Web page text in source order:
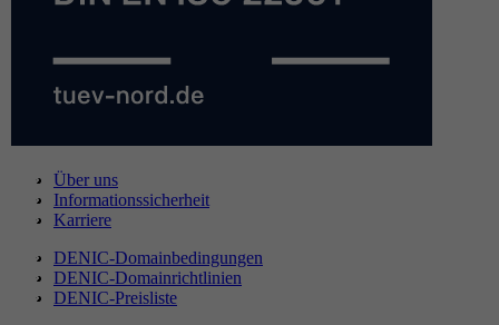
Über uns
Informationssicherheit
Karriere
DENIC-Domainbedingungen
DENIC-Domainrichtlinien
DENIC-Preisliste